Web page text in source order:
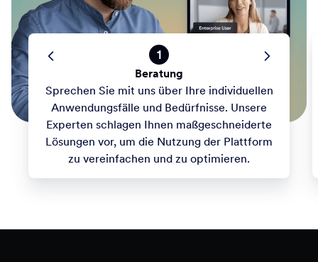
1
Beratung
Sprechen Sie mit uns über Ihre individuellen
Anwendungsfälle und Bedürfnisse. Unsere
Experten schlagen Ihnen maßgeschneiderte
Lösungen vor, um die Nutzung der Plattform
zu vereinfachen und zu optimieren.